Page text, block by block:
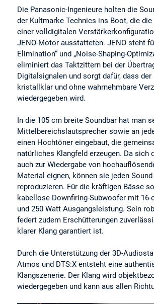
Die Panasonic-Ingenieure holten die
der Kultmarke Technics ins Boot, die
einer volldigitalen
JENO-Motor ausstatteten. JENO steht
Elimination“ und „Noise-Shaping-
eliminiert das Taktzittern bei der
Digitalsignalen und sorgt dafür, dass der
kristallklar und ohne wahrnehmbare
wiedergegeben wird.
In die 105 cm breite Soundbar hat man
Mittelbereichslautsprecher sowie an
einen Hochtöner eingebaut, die
natürliches Klangfeld erzeugen. Da sich
auch zur Wiedergabe von
Material eignen, können sie jeden
reproduzieren. Für die kräftigen Bässe
kabellose Downfiring-Subwoofer mit
und 250 Watt Ausgangsleistung. Sein
federt zudem Erschütterungen
klarer Klang garantiert ist.
Durch die Unterstützung der 3D-
Atmos und DTS:X entsteht eine
Klangszenerie. Der Klang wird
wiedergegeben und kann aus allen